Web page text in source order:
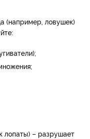
(например, ловушек)
лопаты) – разрушает